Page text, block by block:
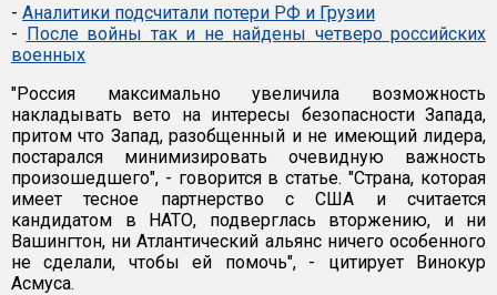
- Аналитики подсчитали потери РФ и Грузии
- После войны так и не найдены четверо российских
военных
"Россия максимально увеличила возможность
накладывать вето на интересы безопасности Запада,
притом что Запад, разобщенный и не имеющий лидера,
постарался минимизировать очевидную важность
произошедшего", - говорится в статье. "Страна, которая
имеет тесное партнерство с США и считается
кандидатом в НАТО, подверглась вторжению, и ни
Вашингтон, ни Атлантический альянс ничего особенного
не сделали, чтобы ей помочь", - цитирует Винокур
Асмуса.